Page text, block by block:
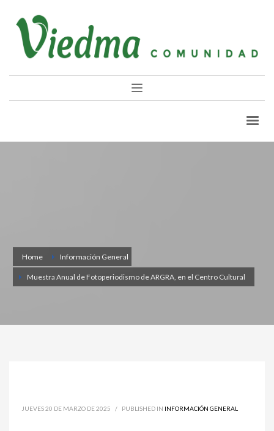
Home Información General
Muestra Anual de Fotoperiodismo de ARGRA, en el Centro Cultural
JUEVES 20 DE MARZO DE 2025 / PUBLISHED IN INFORMACIÓN GENERAL